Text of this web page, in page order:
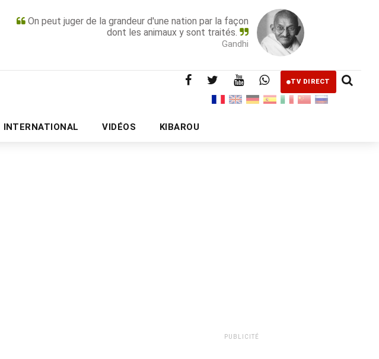
On peut juger de la grandeur d'une nation par la façon
dont les animaux y sont traités.
Gandhi
TV DIRECT
INTERNATIONAL VIDÉOS KIBAROU
PUBLICITÉ